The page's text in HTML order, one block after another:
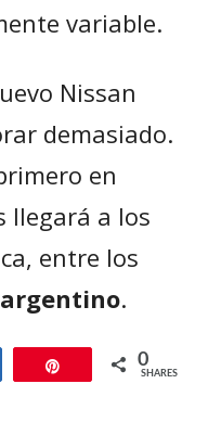
variable.
Nissan
demasiado.
en
llegará a los
entre los
argentino.
0
SHARES